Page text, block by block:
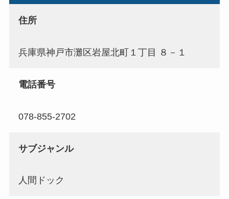
住所
兵庫県神戸市灘区岩屋北町１丁目 ８－１
電話番号
078-855-2702
サブジャンル
人間ドック